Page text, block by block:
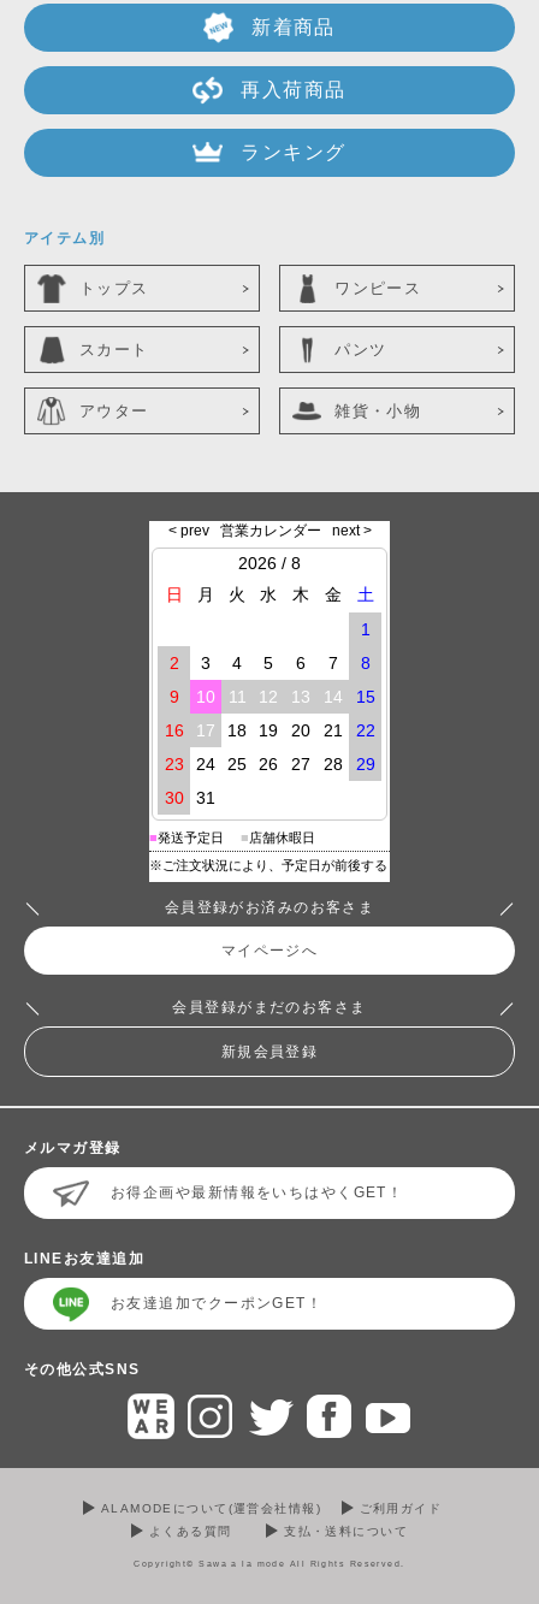
新着商品
再入荷商品
ランキング
アイテム別
トップス ワンピース
スカート パンツ
アウター 雑貨・小物
会員登録がお済みのお客さま
マイページへ
会員登録がまだのお客さま
新規会員登録
メルマガ登録
お得企画や最新情報をいちはやくGET！
LINEお友達追加
お友達追加でクーポンGET！
その他公式SNS
ALAMODEについて(運営会社情報)
ご利用ガイド
よくある質問
支払・送料について
Copyright© Sawa a la mode All Rights Reserved.